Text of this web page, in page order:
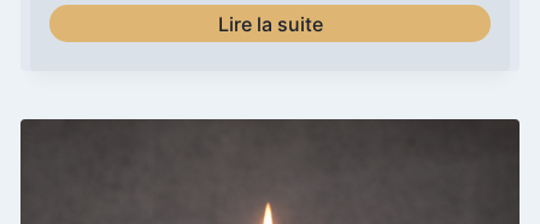
Lire la suite